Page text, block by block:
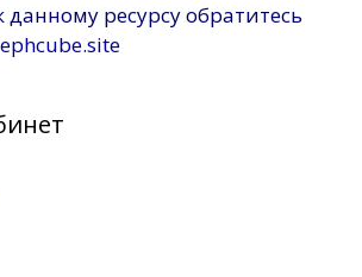
данному ресурсу обратитесь